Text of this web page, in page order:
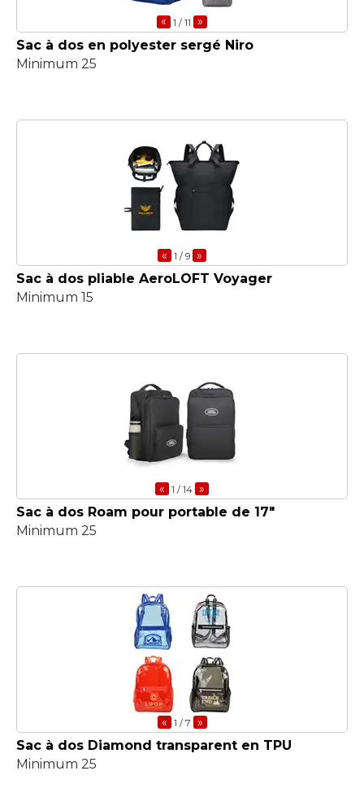
« 1 / 11 »
Sac à dos en polyester sergé Niro
Minimum 25
« 1 / 9 »
Sac à dos pliable AeroLOFT Voyager
Minimum 15
« 1 / 14 »
Sac à dos Roam pour portable de 17"
Minimum 25
« 1 / 7 »
Sac à dos Diamond transparent en TPU
Minimum 25